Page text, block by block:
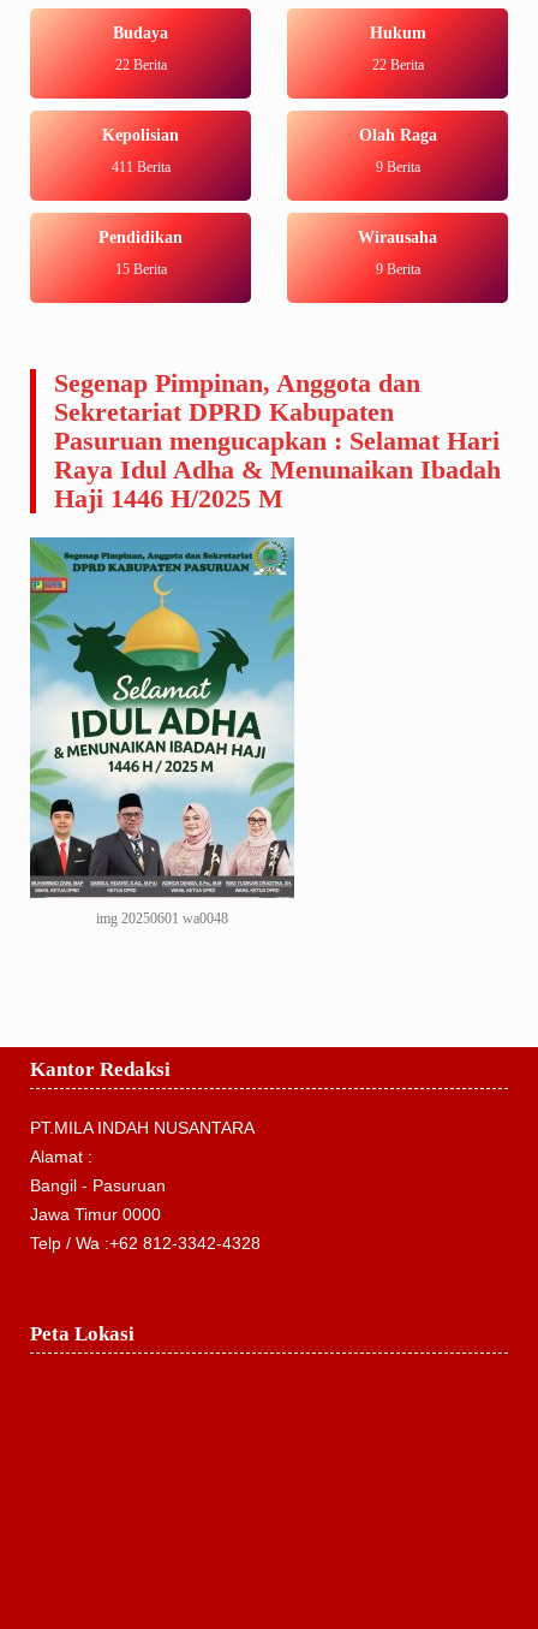
Budaya
22 Berita
Hukum
22 Berita
Kepolisian
411 Berita
Olah Raga
9 Berita
Pendidikan
15 Berita
Wirausaha
9 Berita
Segenap Pimpinan, Anggota dan
Sekretariat DPRD Kabupaten
Pasuruan mengucapkan : Selamat Hari
Raya Idul Adha & Menunaikan Ibadah
Haji 1446 H/2025 M
img 20250601 wa0048
Kantor Redaksi
PT.MILA INDAH NUSANTARA
Alamat :
Bangil - Pasuruan
Jawa Timur 0000
Telp / Wa :+62 812-3342-4328
Peta Lokasi